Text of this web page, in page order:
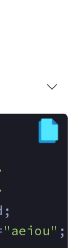
"aeiou" ;